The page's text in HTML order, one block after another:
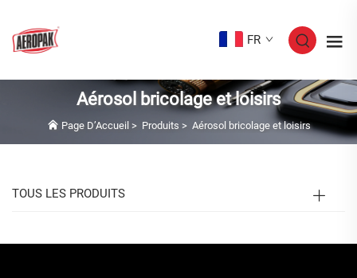
FR
Aérosol bricolage et loisirs
Page D’Accueil > Produits > Aérosol bricolage et loisirs
TOUS LES PRODUITS